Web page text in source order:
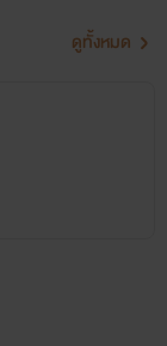
ดูทั้งหมด